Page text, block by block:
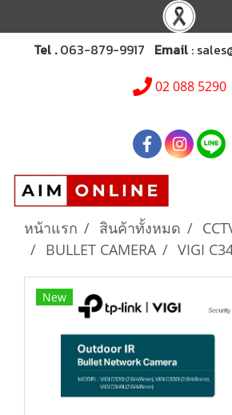
Tel .063-879-9917 Email :
02 088 5290
หน้าแรก สินค้าทั้งหมด
BULLET CAMERA
VIGI
New